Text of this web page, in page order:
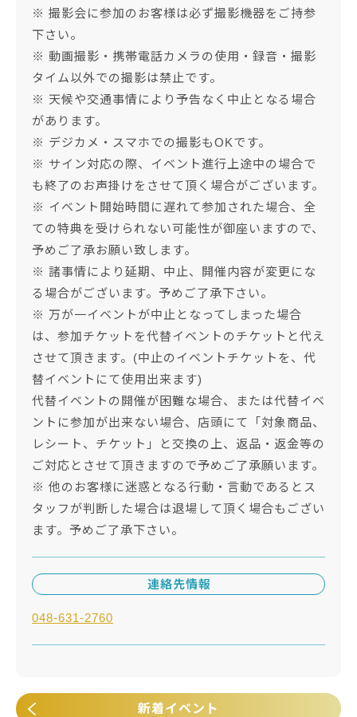
※ 撮影会に参加のお客様は必ず撮影機器をご持参
下さい。
※ 動画撮影・携帯電話カメラの使用・録音・撮影
タイム以外での撮影は禁止です。
※ 天候や交通事情により予告なく中止となる場合
があります。
※ デジカメ・スマホでの撮影もOKです。
※ サイン対応の際、イベント進行上途中の場合で
も終了のお声掛けをさせて頂く場合がございます。
※ イベント開始時間に遅れて参加された場合、全
ての特典を受けられない可能性が御座いますので、
予めご了承お願い致します。
※ 諸事情により延期、中止、開催内容が変更にな
る場合がございます。予めご了承下さい。
※ 万が一イベントが中止となってしまった場合
は、参加チケットを代替イベントのチケットと代え
させて頂きます。(中止のイベントチケットを、代
替イベントにて使用出来ます)
代替イベントの開催が困難な場合、または代替イベ
ントに参加が出来ない場合、店頭にて「対象商品、
レシート、チケット」と交換の上、返品・返金等の
ご対応とさせて頂きますので予めご了承願います。
※ 他のお客様に迷惑となる行動・言動であるとス
タッフが判断した場合は退場して頂く場合もござい
ます。予めご了承下さい。
連絡先情報
048-631-2760
新着イベント